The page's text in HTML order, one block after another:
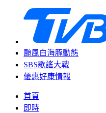
颱風白海豚動態
SBS歌謠大戰
優惠好康情報
首頁
即時